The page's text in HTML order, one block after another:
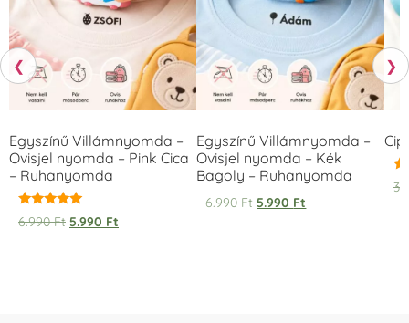
❮
Egyszínű Villámnyomda –
Ovisjel nyomda – Pink Cica
– Ruhanyomda
Értékelés:
5.00
6.990Ft 5.990 Ft
Egyszínű Villámnyomda –
Ovisjel nyomda – Kék
Bagoly – Ruhanyomda
6.990Ft 5.990 Ft
❯